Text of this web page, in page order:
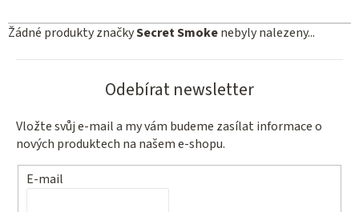
Žádné produkty značkySecret Smokenebyly nalezeny...
Odebírat newsletter
Vložte svůj e-mail a my vám budeme zasílat informace o
nových produktech na našem e-shopu.
E-mail